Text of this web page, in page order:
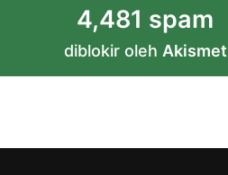
4,481 spam
diblokir oleh Akismet